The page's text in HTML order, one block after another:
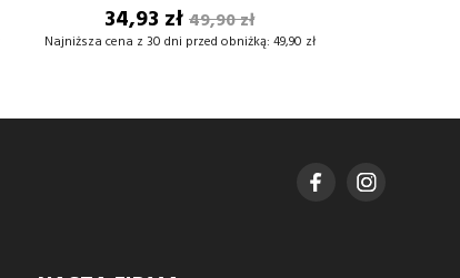
Cena
34,93 złCena
podstawowa
49,90 zł
Najniższa cena z 30 dni przed obniżką: 49,90 zł
DODAJ DO KOSZYKA